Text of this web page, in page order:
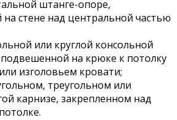
штанге-опоре,
на стене над центральной частью
или круглой консольной
на крюке к потолку
изголовьем кровати;
треугольном или
карнизе, закрепленном над